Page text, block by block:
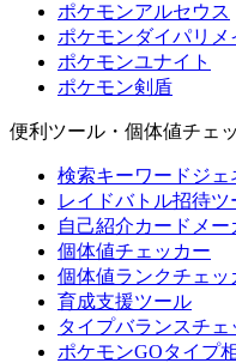
ポケモンアルセウス
ポケモンダイパリメ
ポケモンユナイト
ポケモン剣盾
便利ツール・個体値チェ
検索キーワードジェ
レイドバトル招待ツ
自己紹介カードメー
個体値チェッカー
個体値ランクチェッ
育成支援ツール
タイプバランスチェ
ポケモンGOタイプ